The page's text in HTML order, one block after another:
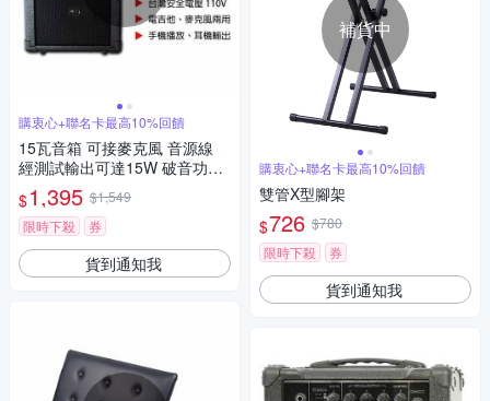
購衷心+聯名卡最高10%回饋
15瓦音箱 可接麥克風 音源線
經測試輸出可達15W 破音功能
電吉他音箱 喇叭
$1,395 $1,549
限時下殺
券
貨到通知我
補貨中
購衷心+聯名卡最高10%回饋
雙管X型腳架
$726 $780
限時下殺
券
貨到通知我